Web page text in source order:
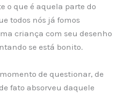
o que é aquela parte do
todos nós já fomos
criança com seu desenho
se está bonito.
de questionar, de
fato absorveu daquele